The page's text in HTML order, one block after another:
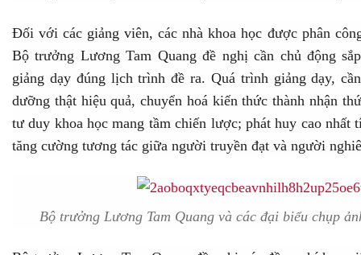
Đối với các giảng viên, các nhà khoa học được phân
Bộ trưởng Lương Tam Quang đề nghị cần chủ động
giảng dạy đúng lịch trình đề ra. Quá trình giảng dạy,
dưỡng thật hiệu quả, chuyển hoá kiến thức thành nhận
tư duy khoa học mang tầm chiến lược; phát huy cao nhất
tăng cường tương tác giữa người truyền đạt và người
Bộ trưởng Lương Tam Quang và các đại biểu chụp